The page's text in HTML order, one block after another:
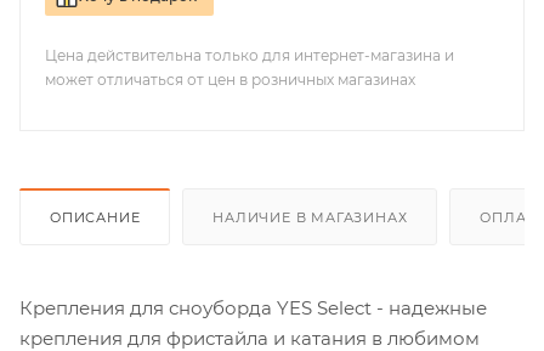
Цена действительна только для интернет-магазина и
может отличаться от цен в розничных магазинах
ОПИСАНИЕ НАЛИЧИЕ В МАГАЗИНАХ
Крепления для сноуборда YES Select - надежные
крепления для фристайла и катания в любимом